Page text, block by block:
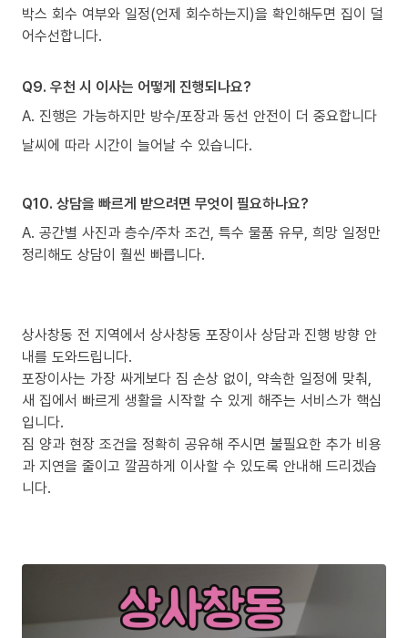
박스 회수 여부와 일정(언제 회수하는지)을 확인해두면 집이 덜
어수선합니다.
Q9. 우천 시 이사는 어떻게 진행되나요?
A. 진행은 가능하지만 방수/포장과 동선 안전이 더 중요합니다
날씨에 따라 시간이 늘어날 수 있습니다.
Q10. 상담을 빠르게 받으려면 무엇이 필요하나요?
A. 공간별 사진과 층수/주차 조건, 특수 물품 유무, 희망 일정만
정리해도 상담이 훨씬 빠릅니다.
상사창동 전 지역에서 상사창동 포장이사 상담과 진행 방향 안
내를 도와드립니다.
포장이사는 가장 싸게보다 짐 손상 없이, 약속한 일정에 맞춰,
새 집에서 빠르게 생활을 시작할 수 있게 해주는 서비스가 핵심
입니다.
짐 양과 현장 조건을 정확히 공유해 주시면 불필요한 추가 비용
과 지연을 줄이고 깔끔하게 이사할 수 있도록 안내해 드리겠습
니다.